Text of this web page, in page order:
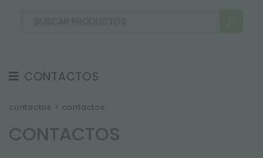
CONTACTOS
CONTACTOS
contactos > contactos
CONTACTOS